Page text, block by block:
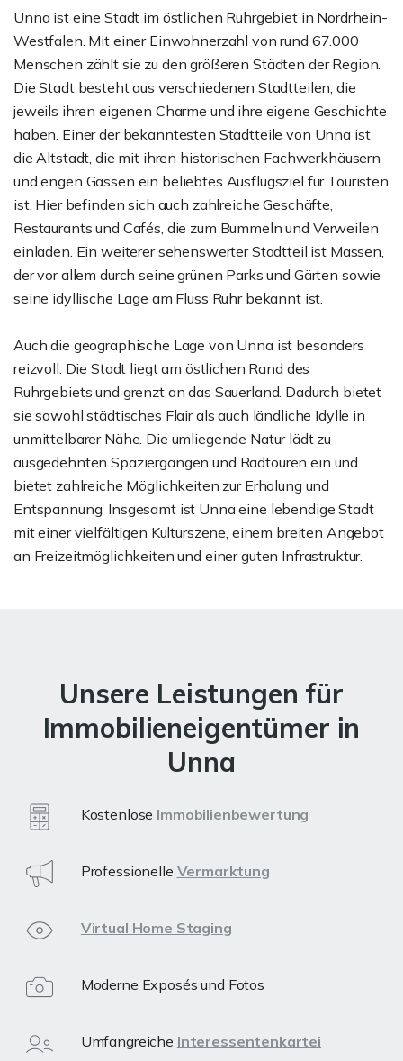
Unna ist eine Stadt im östlichen Ruhrgebiet in Nordrhein-
Westfalen. Mit einer Einwohnerzahl von rund 67.000
Menschen zählt sie zu den größeren Städten der Region.
Die Stadt besteht aus verschiedenen Stadtteilen, die
jeweils ihren eigenen Charme und ihre eigene Geschichte
haben. Einer der bekanntesten Stadtteile von Unna ist
die Altstadt, die mit ihren historischen Fachwerkhäusern
und engen Gassen ein beliebtes Ausflugsziel für Touristen
ist. Hier befinden sich auch zahlreiche Geschäfte,
Restaurants und Cafés, die zum Bummeln und Verweilen
einladen. Ein weiterer sehenswerter Stadtteil ist Massen,
der vor allem durch seine grünen Parks und Gärten sowie
seine idyllische Lage am Fluss Ruhr bekannt ist.
Auch die geographische Lage von Unna ist besonders
reizvoll. Die Stadt liegt am östlichen Rand des
Ruhrgebiets und grenzt an das Sauerland. Dadurch bietet
sie sowohl städtisches Flair als auch ländliche Idylle in
unmittelbarer Nähe. Die umliegende Natur lädt zu
ausgedehnten Spaziergängen und Radtouren ein und
bietet zahlreiche Möglichkeiten zur Erholung und
Entspannung. Insgesamt ist Unna eine lebendige Stadt
mit einer vielfältigen Kulturszene, einem breiten Angebot
an Freizeitmöglichkeiten und einer guten Infrastruktur.
Unsere Leistungen für
Immobilieneigentümer in
Unna
Kostenlose Immobilienbewertung
Professionelle Vermarktung
Virtual Home Staging
Moderne Exposés und Fotos
Umfangreiche Interessentenkartei